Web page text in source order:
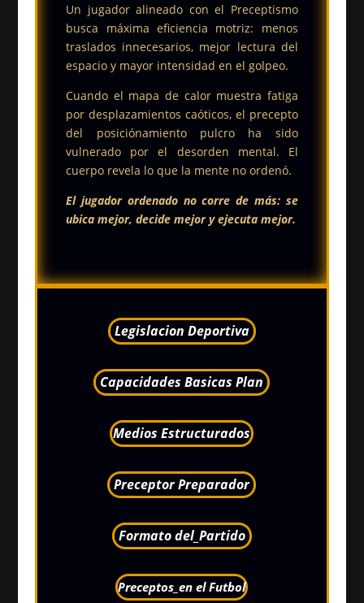
Un jugador alineado con el Preceptismo
busca máxima eficiencia motriz: menos
traslados innecesarios, mejor lectura del
espacio y mayor intensidad en el golpeo.
Cuando el mapa de calor muestra fatiga
por desplazamientos caóticos, el precepto
del posiciónamiento pulcro ha sido
vulnerado por el desorden mental. El
cuerpo revela lo que la mente no ordenó.
El jugador ordenado no corre de más: se
ubica mejor, decide mejor y ejecuta mejor.
Legislacion Deportiva
Capacidades Basicas Plan
Medios Estructurados
Preceptor Preparador
Formato del_Partido
Preceptos_en el Futbol